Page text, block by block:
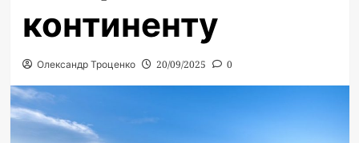
континенту
Олександр Троценко 20/09/2025 0